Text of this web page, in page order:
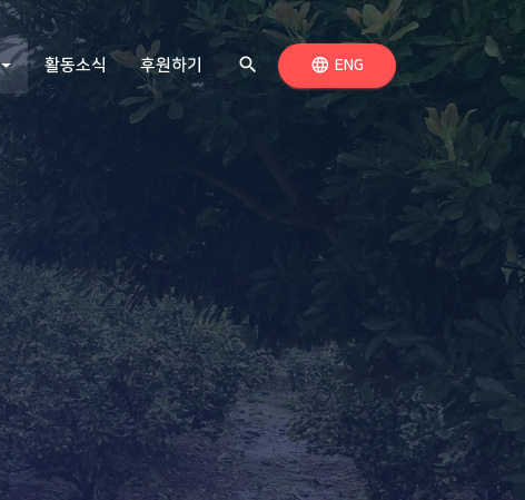
활동소식 후원하기 search 검색하기언어 전환
language ENG